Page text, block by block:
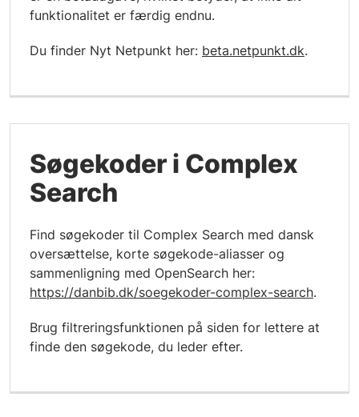
funktionalitet er færdig endnu.
Du finder Nyt Netpunkt her: beta.netpunkt.dk.
Søgekoder i Complex
Search
Find søgekoder til Complex Search med dansk
oversættelse, korte søgekode-aliasser og
sammenligning med OpenSearch her:
https://danbib.dk/soegekoder-complex-search.
Brug filtreringsfunktionen på siden for lettere at
finde den søgekode, du leder efter.